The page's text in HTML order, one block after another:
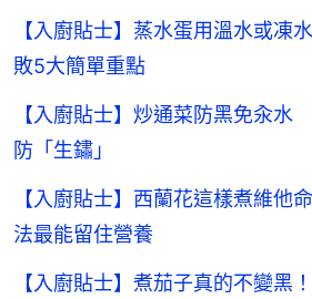
【入廚貼士】蒸水蛋用溫水或
敗5大簡單重點
【入廚貼士】炒通菜防黑免汆
防「生鏽」
【入廚貼士】西蘭花這樣煮維他
法最能留住營養
【入廚貼士】煮茄子真的不變黑